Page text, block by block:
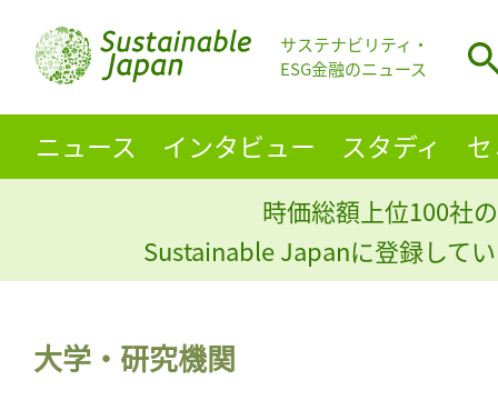
サステナビリティ・
ESG金融のニュース
ニュース インタビュー スタディ
時価総額上位100社
Sustainable Japanに登録して
大学・研究機関